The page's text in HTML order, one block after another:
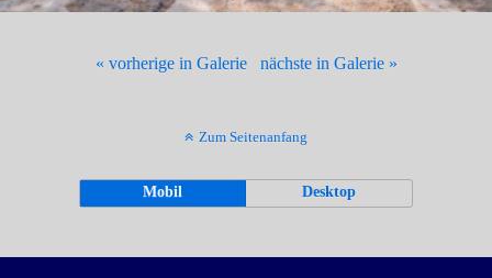
« vorherige in Galerie nächste in Galerie »
Zum Seitenanfang
Mobil Desktop